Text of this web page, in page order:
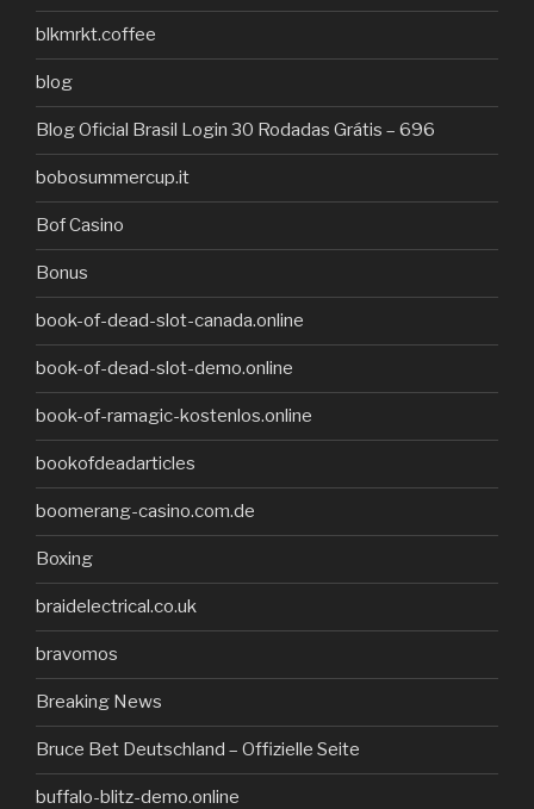
blkmrkt.coffee
blog
Blog Oficial Brasil Login 30 Rodadas Grátis – 696
bobosummercup.it
Bof Casino
Bonus
book-of-dead-slot-canada.online
book-of-dead-slot-demo.online
book-of-ramagic-kostenlos.online
bookofdeadarticles
boomerang-casino.com.de
Boxing
braidelectrical.co.uk
bravomos
Breaking News
Bruce Bet Deutschland – Offizielle Seite
buffalo-blitz-demo.online